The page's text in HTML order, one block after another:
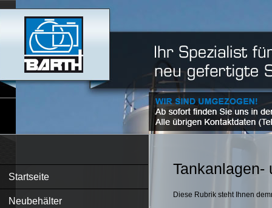
Startseite
Neubehälter
Tankanlagen-
Diese Rubrik steht Ihnen